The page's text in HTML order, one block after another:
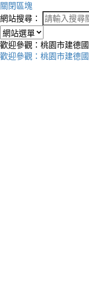
關閉區塊
網站搜尋：
歡迎參觀：桃園市建德
歡迎參觀：桃園市建德